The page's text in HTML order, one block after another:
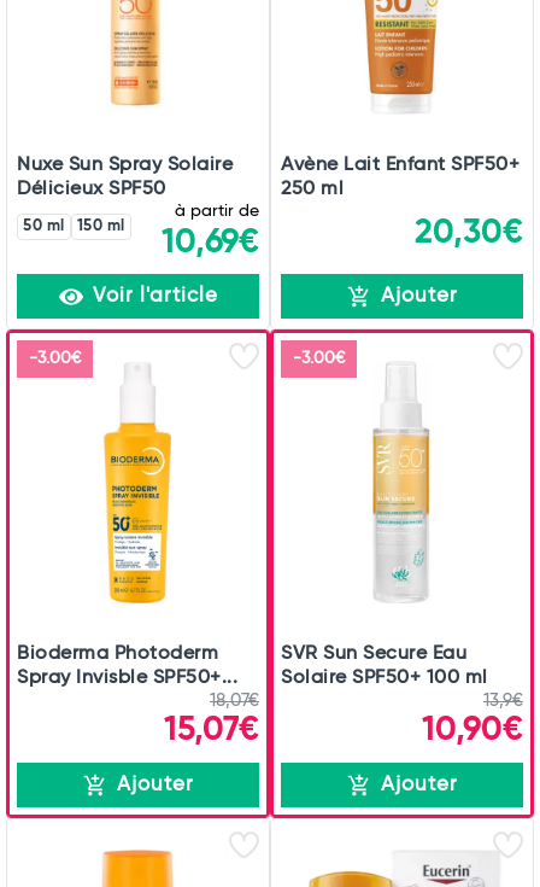
Nuxe Sun Spray Solaire
Délicieux SPF50
50 ml 150 ml
à partir de
10,69€
Voir l'article
Avène Lait Enfant SPF50+
250 ml
20,30€
Ajouter
-3.00€
Bioderma Photoderm
Spray Invisble SPF50+...
18,07€
15,07€
Ajouter
-3.00€
SVR Sun Secure Eau
Solaire SPF50+ 100 ml
13,9€
10,90€
Ajouter